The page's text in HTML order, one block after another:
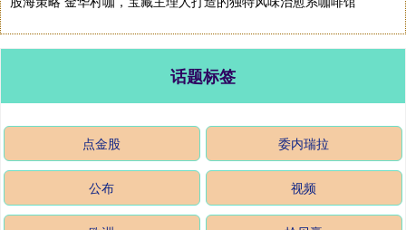
话题标签
点金股 委内瑞拉
公布 视频